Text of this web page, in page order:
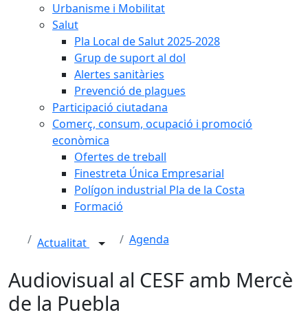
Urbanisme i Mobilitat
Salut
Pla Local de Salut 2025-2028
Grup de suport al dol
Alertes sanitàries
Prevenció de plagues
Participació ciutadana
Comerç, consum, ocupació i promoció
econòmica
Ofertes de treball
Finestreta Única Empresarial
Polígon industrial Pla de la Costa
Formació
Actualitat Agenda
Audiovisual al CESF amb Mercè
de la Puebla